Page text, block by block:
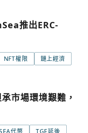
推出ERC-
NFT權限 鏈上經濟
市場環境艱難，
代幣 TGE延後